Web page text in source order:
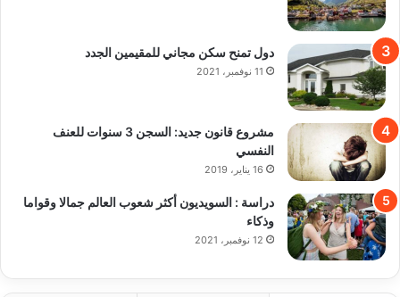
دول تمنح سكن مجاني للمقيمين الجدد
11 نوفمبر، 2021
مشروع قانون جديد: السجن 3 سنوات للعنف
النفسي
16 يناير، 2019
دراسة : السويديون أكثر شعوب العالم جمالا وقواما
وذكاء
12 نوفمبر، 2021